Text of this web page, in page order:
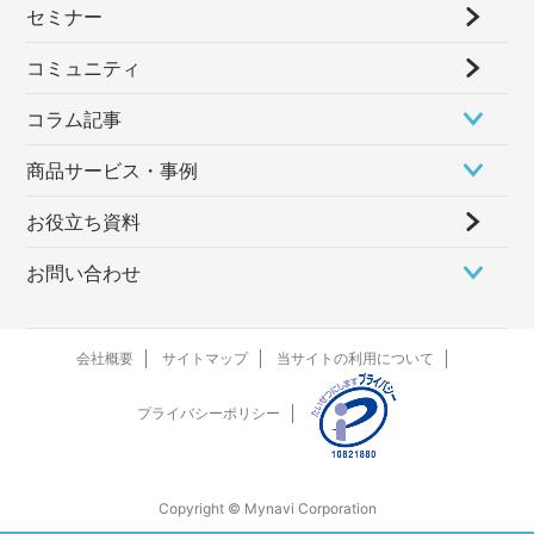
セミナー
コミュニティ
コラム記事
商品サービス・事例
お役立ち資料
お問い合わせ
会社概要 サイトマップ 当サイトの利用について
プライバシーポリシー
Copyright © Mynavi Corporation